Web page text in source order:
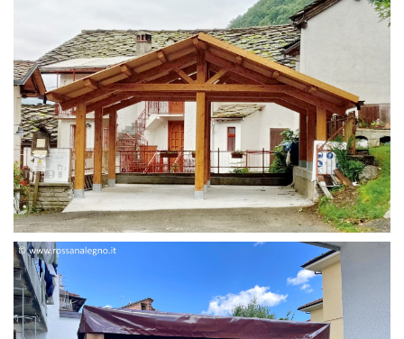
STRUTTURA DUE FALDE